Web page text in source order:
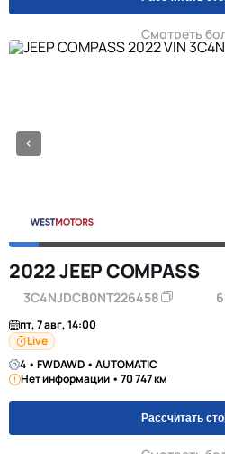
Смотреть
2022 JEEP COMPASS
3C4NJDCB0NT226458
пт, 7 авг, 14:00
Live
4 • FWDAWD • AUTOMATIC
Нет информации • 70 747 км
Рассчитать